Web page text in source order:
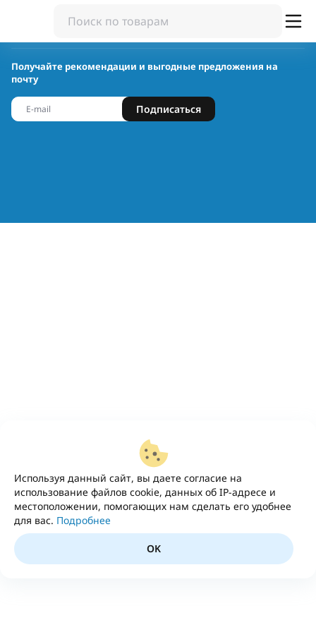
Используя данный сайт, вы даете согласие на
использование файлов cookie, данных об IP-адресе и
местоположении, помогающих нам сделать его удобнее
для вас. Подробнее
OK
Получайте рекомендации и выгодные предложения на
почту
Подписаться